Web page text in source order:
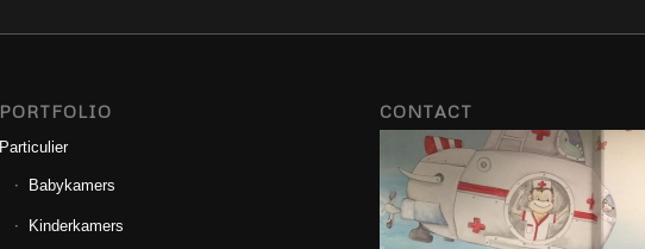
PORTFOLIO
Particulier
Babykamers
Kinderkamers
CONTACT